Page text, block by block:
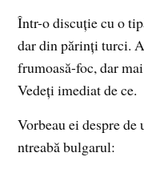
Într-o discuţie cu o
dar din părinţi turci.
frumoasă-foc, dar
Vedeţi imediat de ce.
Vorbeau ei despre de
ntreabă bulgarul: